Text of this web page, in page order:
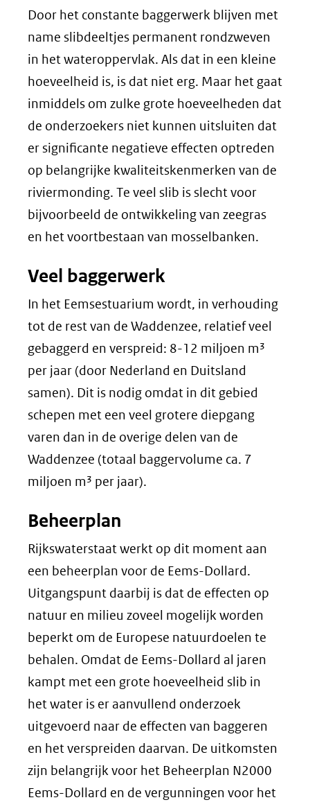
Door het constante baggerwerk blijven met
name slibdeeltjes permanent rondzweven
in het wateroppervlak. Als dat in een kleine
hoeveelheid is, is dat niet erg. Maar het gaat
inmiddels om zulke grote hoeveelheden dat
de onderzoekers niet kunnen uitsluiten dat
er significante negatieve effecten optreden
op belangrijke kwaliteitskenmerken van de
riviermonding. Te veel slib is slecht voor
bijvoorbeeld de ontwikkeling van zeegras
en het voortbestaan van mosselbanken.
Veel baggerwerk
In het Eemsestuarium wordt, in verhouding
tot de rest van de Waddenzee, relatief veel
gebaggerd en verspreid: 8-12 miljoen m³
per jaar (door Nederland en Duitsland
samen). Dit is nodig omdat in dit gebied
schepen met een veel grotere diepgang
varen dan in de overige delen van de
Waddenzee (totaal baggervolume ca. 7
miljoen m³ per jaar).
Beheerplan
Rijkswaterstaat werkt op dit moment aan
een beheerplan voor de Eems-Dollard.
Uitgangspunt daarbij is dat de effecten op
natuur en milieu zoveel mogelijk worden
beperkt om de Europese natuurdoelen te
behalen. Omdat de Eems-Dollard al jaren
kampt met een grote hoeveelheid slib in
het water is er aanvullend onderzoek
uitgevoerd naar de effecten van baggeren
en het verspreiden daarvan. De uitkomsten
zijn belangrijk voor het Beheerplan N2000
Eems-Dollard en de vergunningen voor het